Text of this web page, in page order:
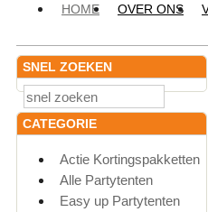
HOME OVER ONS
SNEL ZOEKEN
CATEGORIE
Actie Kortingspakketten
Alle Partytenten
Easy up Partytenten